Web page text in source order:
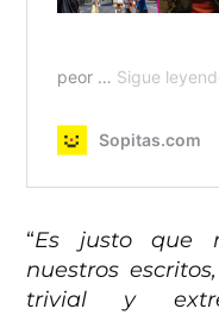
“Es justo que
nuestros
trivial y